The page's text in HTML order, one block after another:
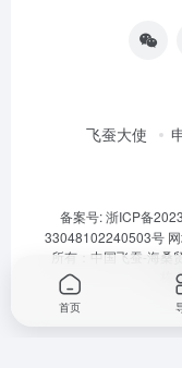
飞蚕大使
备案号: 浙ICP备
33048102240503号
所有：中国飞蚕-海桑
首页